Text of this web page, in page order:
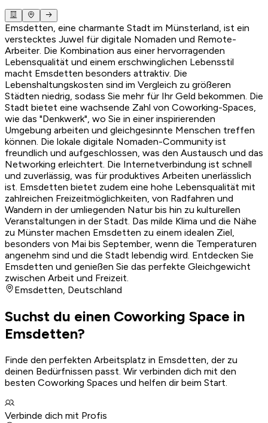
Emsdetten, eine charmante Stadt im Münsterland, ist ein
verstecktes Juwel für digitale Nomaden und Remote-
Arbeiter. Die Kombination aus einer hervorragenden
Lebensqualität und einem erschwinglichen Lebensstil
macht Emsdetten besonders attraktiv. Die
Lebenshaltungskosten sind im Vergleich zu größeren
Städten niedrig, sodass Sie mehr für Ihr Geld bekommen. Die
Stadt bietet eine wachsende Zahl von Coworking-Spaces,
wie das "Denkwerk", wo Sie in einer inspirierenden
Umgebung arbeiten und gleichgesinnte Menschen treffen
können. Die lokale digitale Nomaden-Community ist
freundlich und aufgeschlossen, was den Austausch und das
Networking erleichtert. Die Internetverbindung ist schnell
und zuverlässig, was für produktives Arbeiten unerlässlich
ist. Emsdetten bietet zudem eine hohe Lebensqualität mit
zahlreichen Freizeitmöglichkeiten, von Radfahren und
Wandern in der umliegenden Natur bis hin zu kulturellen
Veranstaltungen in der Stadt. Das milde Klima und die Nähe
zu Münster machen Emsdetten zu einem idealen Ziel,
besonders von Mai bis September, wenn die Temperaturen
angenehm sind und die Stadt lebendig wird. Entdecken Sie
Emsdetten und genießen Sie das perfekte Gleichgewicht
zwischen Arbeit und Freizeit.
Emsdetten, Deutschland
Suchst du einen Coworking Space in
Emsdetten?
Finde den perfekten Arbeitsplatz in Emsdetten, der zu
deinen Bedürfnissen passt. Wir verbinden dich mit den
besten Coworking Spaces und helfen dir beim Start.
Verbinde dich mit Profis